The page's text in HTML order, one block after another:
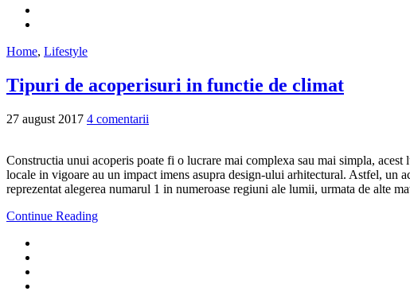
Home, Lifestyle
Tipuri de acoperisuri in functie de climat
27 august 2017 4 comentarii
Constructia unui acoperis poate fi o lucrare mai complexa sau mai simpla,
locale in vigoare au un impact imens asupra design-ului arhitectural. Astfel, un
reprezentat alegerea numarul 1 in numeroase regiuni ale lumii, urmata de alte
Continue Reading